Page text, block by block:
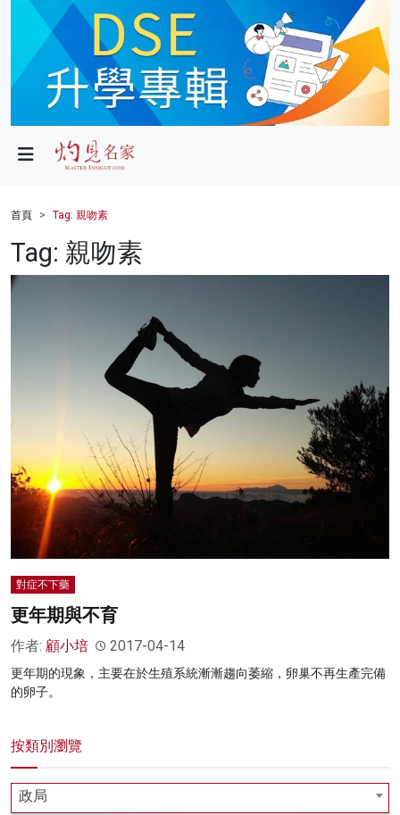
政局
財經
健康
灼見活動
關於我們
首頁 Tag: 親吻素
Tag: 親吻素
對症不下藥
更年期與不育
作者: 顧小培 2017-04-14
更年期的現象，主要在於生殖系統漸漸趨向萎縮，卵巢不再生產完備
的卵子。
按類別瀏覽
政局